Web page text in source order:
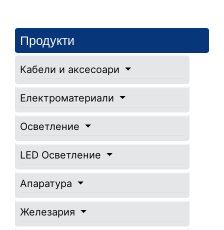
Продукти
Кабели и аксесоари
Електроматериали
Осветление
LED Осветление
Апаратура
Железария